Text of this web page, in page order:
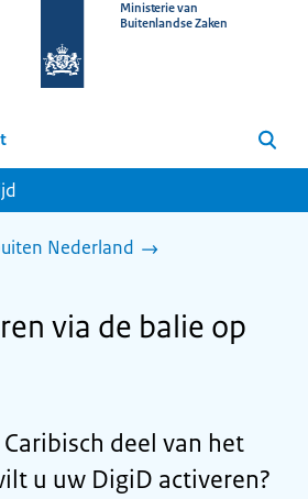
homepage
Ministerie van
Buitenlandse Zaken
Zoeken
Nederland
via de balie op
deel van het
u uw DigiD activeren?